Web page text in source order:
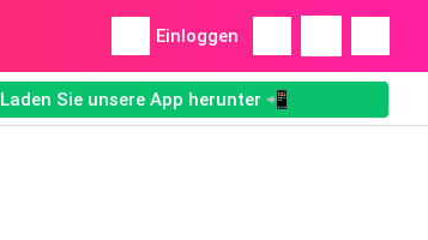
Einloggen
Laden Sie unsere App herunter 📲